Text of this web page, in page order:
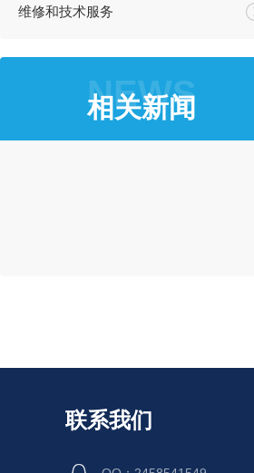
维修和技术服务
NEWS
相关新闻
联系我们